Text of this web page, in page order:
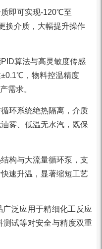
即可实现-120℃至
换介质，大幅提升操作
PID算法与高灵敏度传感
，物料控温精度
需求。
环系统绝热隔离，介质
雾、低温无水汽，既保
结构与大流量循环泵，支
速升温，显著缩短工艺
泛应用于精细化工反应
试等对安全与精度双重